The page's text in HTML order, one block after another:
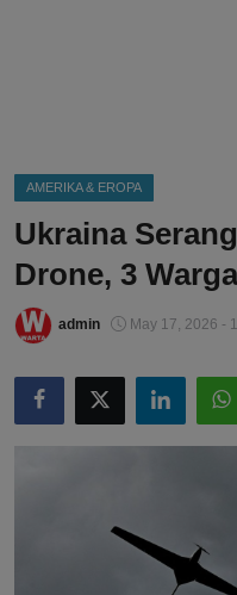
AMERIKA & EROPA
Ukraina
Drone, 3
admin May 17, 2026 -